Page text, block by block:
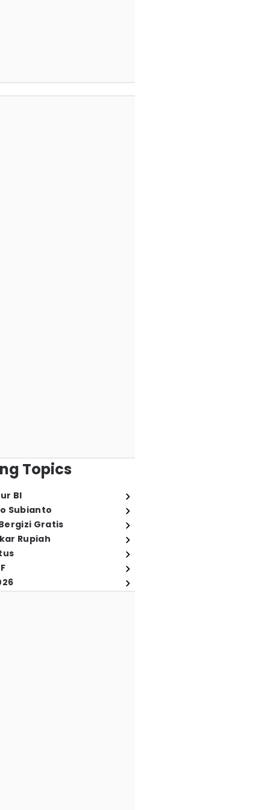
Topics
BI
Subianto
Gratis
Rupiah